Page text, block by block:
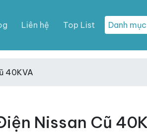
Liên hệ Top List Danh
40KVA
Nissan Cũ